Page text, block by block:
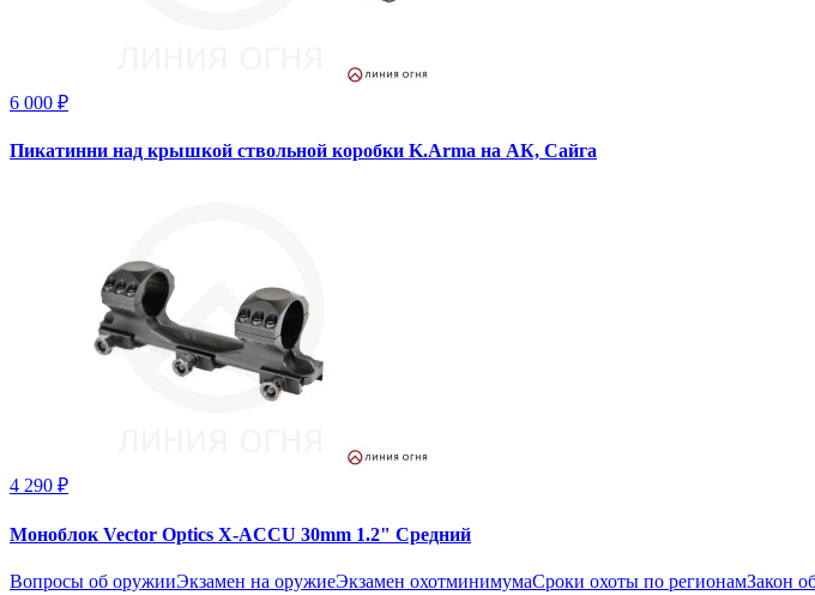
6 000 ₽
Пикатинни над крышкой ствольной коробки K.Arma на АК, Сайга
4 290 ₽
Моноблок Vector Optics X-ACCU 30mm 1.2" Средний
Вопросы об оружииЭкзамен на оружиеЭкзамен охотминимумаСроки охоты по регионамЗакон